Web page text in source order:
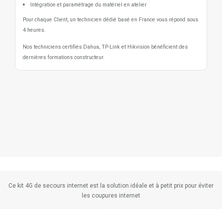
Intégration et paramétrage du matériel en atelier
Pour chaque Client, un technicien dédié basé en France vous répond sous
4 heures.
Nos techniciens certifiés Dahua, TP-Link et Hikvision bénéficient des
dernières formations constructeur.
Ce kit 4G de secours internet est la solution idéale et à petit prix pour éviter
les coupures internet